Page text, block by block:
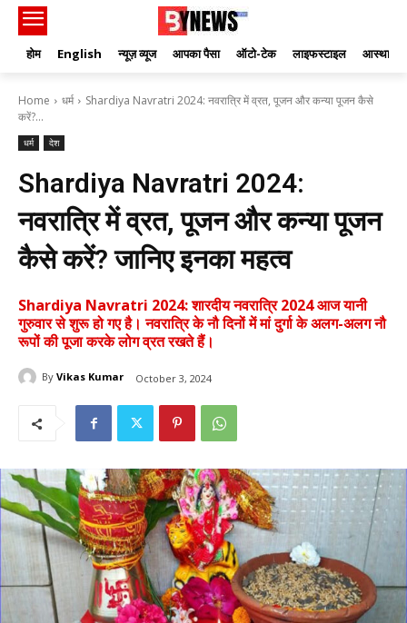
होम English न्यूज़ व्यूज आपका पैसा ऑटो-टेक लाइफस्टाइल आस्था
Home धर्म
Shardiya Navratri 2024: नवरात्रि में व्रत, पूजन और कन्या पूजन कैसे
करें?...
धर्म देश
Shardiya Navratri 2024:
नवरात्रि में व्रत, पूजन और कन्या पूजन
कैसे करें? जानिए इनका महत्व
Shardiya Navratri 2024: शारदीय नवरात्रि 2024 आज यानी
गुरुवार से शुरू हो गए है। नवरात्रि के नौ दिनों में मां दुर्गा के अलग-अलग नौ
रूपों की पूजा करके लोग व्रत रखते हैं।
By Vikas Kumar October 3, 2024